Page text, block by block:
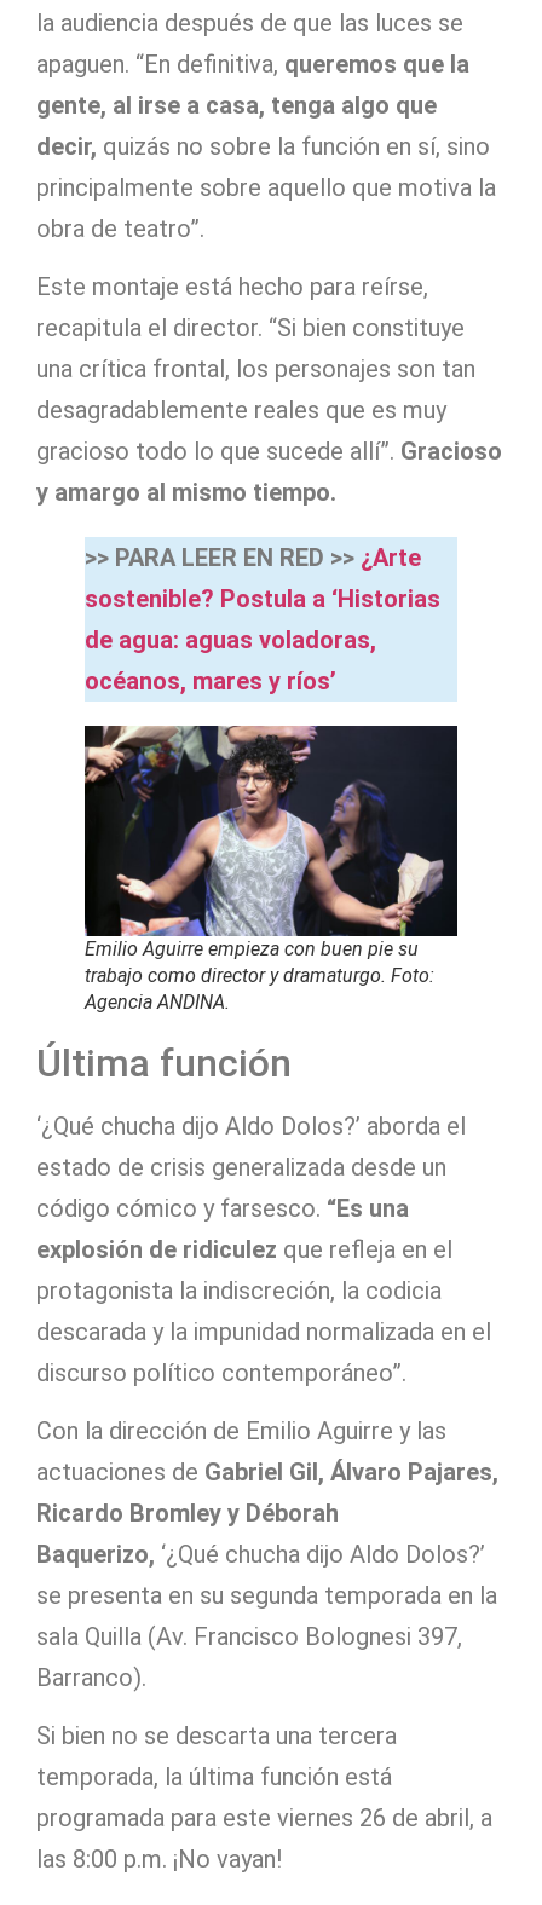
la audiencia después de que las luces se
apaguen. “En definitiva, queremos que la
gente, al irse a casa, tenga algo que
decir, quizás no sobre la función en sí, sino
principalmente sobre aquello que motiva la
obra de teatro”.
Este montaje está hecho para reírse,
recapitula el director. “Si bien constituye
una crítica frontal, los personajes son tan
desagradablemente reales que es muy
gracioso todo lo que sucede allí”. Gracioso
y amargo al mismo tiempo.
>> PARA LEER EN RED >> ¿Arte
sostenible? Postula a ‘Historias
de agua: aguas voladoras,
océanos, mares y ríos’
Emilio Aguirre empieza con buen pie su
trabajo como director y dramaturgo. Foto:
Agencia ANDINA.
Última función
‘¿Qué chucha dijo Aldo Dolos?’ aborda el
estado de crisis generalizada desde un
código cómico y farsesco. “Es una
explosión de ridiculez que refleja en el
protagonista la indiscreción, la codicia
descarada y la impunidad normalizada en el
discurso político contemporáneo”.
Con la dirección de Emilio Aguirre y las
actuaciones de Gabriel Gil, Álvaro Pajares,
Ricardo Bromley y Déborah
Baquerizo, ‘¿Qué chucha dijo Aldo Dolos?’
se presenta en su segunda temporada en la
sala Quilla (Av. Francisco Bolognesi 397,
Barranco).
Si bien no se descarta una tercera
temporada, la última función está
programada para este viernes 26 de abril, a
las 8:00 p.m. ¡No vayan!